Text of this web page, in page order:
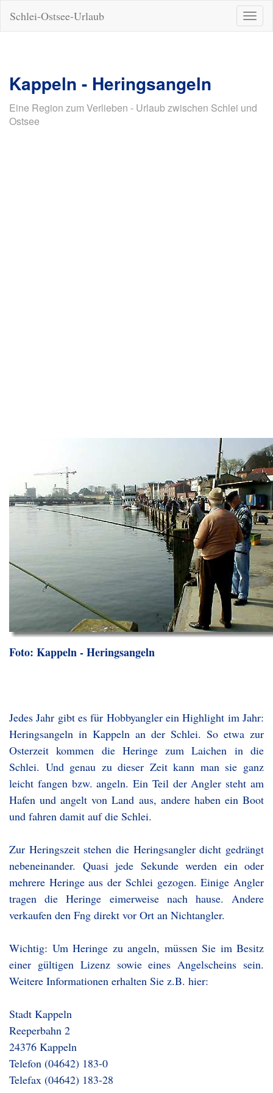
ein-/
Schlei-Ostsee-Urlaub
Kappeln - Heringsangeln
Eine Region zum Verlieben - Urlaub zwischen Schlei und
Ostsee
Foto: Kappeln - Heringsangeln
Jedes Jahr gibt es für Hobbyangler ein Highlight im Jahr:
Heringsangeln in Kappeln an der Schlei. So etwa zur
Osterzeit kommen die Heringe zum Laichen in die
Schlei. Und genau zu dieser Zeit kann man sie ganz
leicht fangen bzw. angeln. Ein Teil der Angler steht am
Hafen und angelt von Land aus, andere haben ein Boot
und fahren damit auf die Schlei.
Zur Heringszeit stehen die Heringsangler dicht gedrängt
nebeneinander. Quasi jede Sekunde werden ein oder
mehrere Heringe aus der Schlei gezogen. Einige Angler
tragen die Heringe eimerweise nach hause. Andere
verkaufen den Fng direkt vor Ort an Nichtangler.
Wichtig: Um Heringe zu angeln, müssen Sie im Besitz
einer gültigen Lizenz sowie eines Angelscheins sein.
Weitere Informationen erhalten Sie z.B. hier:
Stadt Kappeln
Reeperbahn 2
24376 Kappeln
Telefon (04642) 183-0
Telefax (04642) 183-28